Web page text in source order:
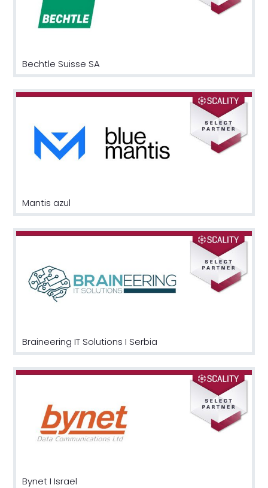
Bechtle Suisse SA
Mantis azul
Braineering IT Solutions I Serbia
Bynet I Israel